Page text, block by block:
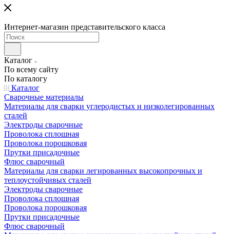
Интернет-магазин представительского класса
Каталог
По всему сайту
По каталогу
Каталог
Сварочные материалы
Материалы для сварки углеродистых и низколегированных
сталей
Электроды сварочные
Проволока сплошная
Проволока порошковая
Прутки присадочные
Флюс сварочный
Материалы для сварки легированных высокопрочных и
теплоустойчивых сталей
Электроды сварочные
Проволока сплошная
Проволока порошковая
Прутки присадочные
Флюс сварочный